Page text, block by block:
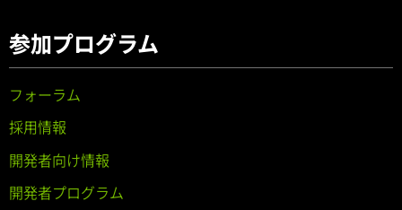
参加プログラム
フォーラム
採用情報
開発者向け情報
開発者プログラム